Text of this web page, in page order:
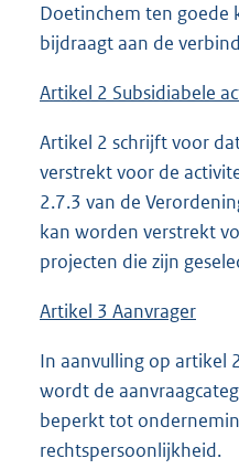
Doetinchem ten
bijdraagt aan de
Artikel 2 Subsidiabele
Artikel 2 schrijft voor
verstrekt voor de
2.7.3 van de
kan worden verstrekt
projecten die zijn
Artikel 3 Aanvrager
In aanvulling op artikel
wordt de
beperkt tot
rechtspersoonlijkheid.